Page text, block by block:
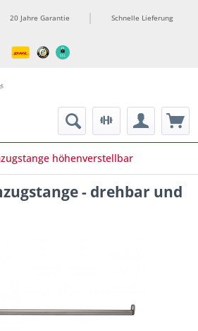
20 Jahre Garantie Schnelle Lieferung
höhenverstellbar
- drehbar und